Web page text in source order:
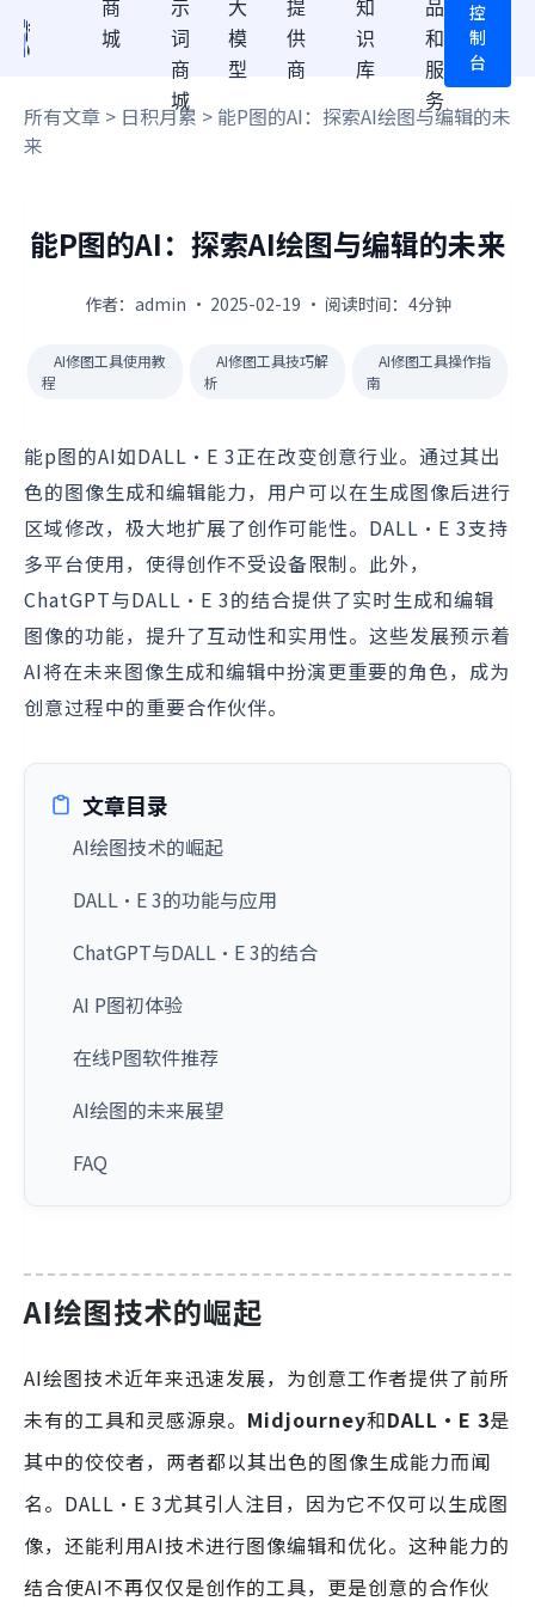
商
城
示
词
商
城
大
模
型
提
供
商
知
识
库
品
和
服
务
控
制
台
所有文章 > 日积月累 > 能P图的AI：探索AI绘图与编辑的未
来
能P图的AI：探索AI绘图与编辑的未来
作者：admin · 2025-02-19 · 阅读时间：4分钟
AI修图工具使用教
程
AI修图工具技巧解
析
AI修图工具操作指
南
能p图的AI如DALL·E 3正在改变创意行业。通过其出
色的图像生成和编辑能力，用户可以在生成图像后进行
区域修改，极大地扩展了创作可能性。DALL·E 3支持
多平台使用，使得创作不受设备限制。此外，
ChatGPT与DALL·E 3的结合提供了实时生成和编辑
图像的功能，提升了互动性和实用性。这些发展预示着
AI将在未来图像生成和编辑中扮演更重要的角色，成为
创意过程中的重要合作伙伴。
文章目录
AI绘图技术的崛起
DALL·E 3的功能与应用
ChatGPT与DALL·E 3的结合
AI P图初体验
在线P图软件推荐
AI绘图的未来展望
FAQ
AI绘图技术的崛起
AI绘图技术近年来迅速发展，为创意工作者提供了前所
未有的工具和灵感源泉。 Midjourney和DALL·E 3是
其中的佼佼者，两者都以其出色的图像生成能力而闻
名。DALL·E 3尤其引人注目，因为它不仅可以生成图
像，还能利用AI技术进行图像编辑和优化。这种能力的
结合使AI不再仅仅是创作的工具，更是创意的合作伙